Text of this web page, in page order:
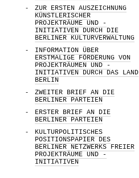
ZUR ERSTEN AUSZEICHNUNG
KÜNSTLERISCHER
PROJEKTRÄUME UND -
INITIATIVEN DURCH DIE
BERLINER KULTURVERWALTUNG
INFORMATION ÜBER
ERSTMALIGE FÖRDERUNG VON
PROJEKTRÄUMEN UND -
INITIATIVEN DURCH DAS LAND
BERLIN
ZWEITER BRIEF AN DIE
BERLINER PARTEIEN
ERSTER BRIEF AN DIE
BERLINER PARTEIEN
KULTURPOLITISCHES
POSITIONSPAPIER DES
BERLINER NETZWERKS FREIER
PROJEKTRÄUME UND -
INITIATIVEN